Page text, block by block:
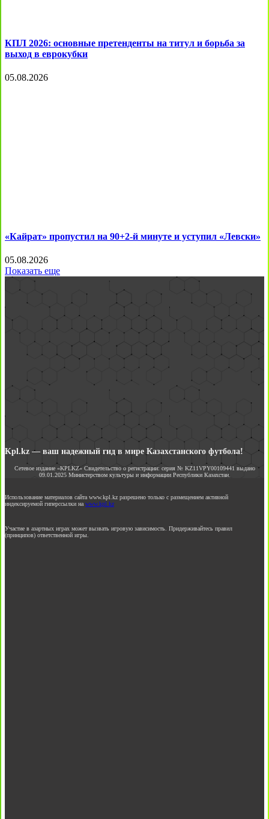
КПЛ 2026: основные претенденты на титул и борьба за
выход в еврокубки
05.08.2026
«Кайрат» пропустил на 90+2-й минуте и уступил «Левски»
05.08.2026
Показать еще
Kpl.kz — ваш надежный гид в мире Казахстанского футбола!
Сетевое издание «KPLKZ» Свидетельство о регистрации: серия № KZ11VPY00109441 выдано
09.01.2025 Министерством культуры и информации Республики Казахстан.
Использование материалов сайта www.kpl.kz разрешено только с размещением активной
индексируемой гиперссылки на www.kpl.kz
Участие в азартных играх может вызвать игровую зависимость. Придерживайтесь правил
(принципов) ответственной игры.